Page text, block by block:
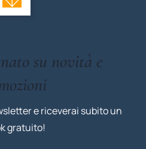
su novità e
e riceverai subito un
gratuito!